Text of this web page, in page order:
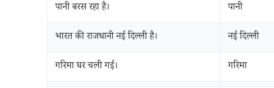
पानी बरस रहा है।
पानी
भारत की राजधानी नई दिल्ली है।
नई दिल्ली
गरिमा घर चली गई।
गरिमा